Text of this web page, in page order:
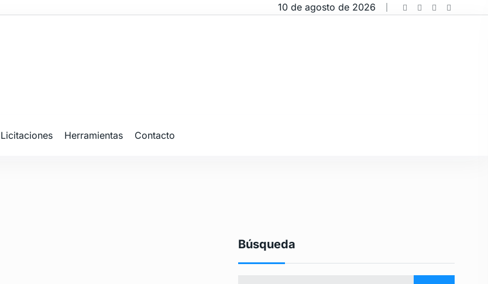
10 de agosto de 2026
Licitaciones Herramientas Contacto
Búsqueda